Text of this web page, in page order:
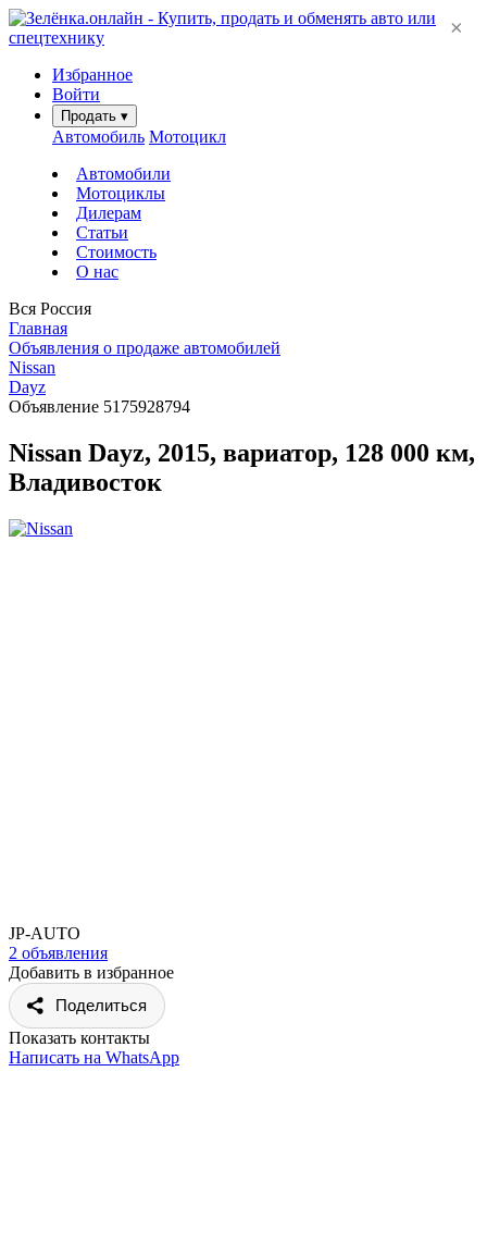
Избранное
Войти
Продать ▾
Автомобиль Мотоцикл
Автомобили
Мотоциклы
Дилерам
Статьи
Стоимость
О нас
Вся Россия
Главная
Объявления о продаже автомобилей
Nissan
Dayz
Объявление 5175928794
Nissan Dayz, 2015, вариатор, 128 000 км,
Владивосток
JP-AUTO
2 объявления
Добавить в избранное
Поделиться
Показать контакты
Написать на WhatsApp
×